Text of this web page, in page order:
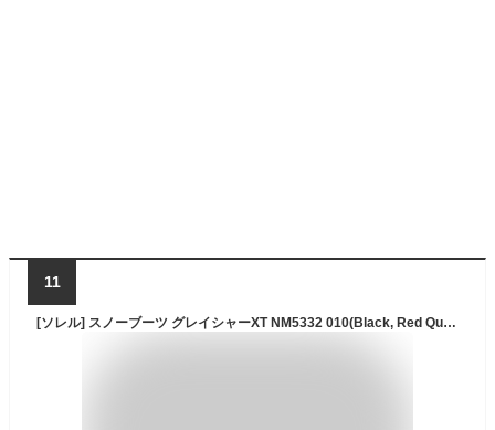
11
[ソレル] スノーブーツ グレイシャーXT NM5332 010(Black, Red Quartz) 8(26cm)